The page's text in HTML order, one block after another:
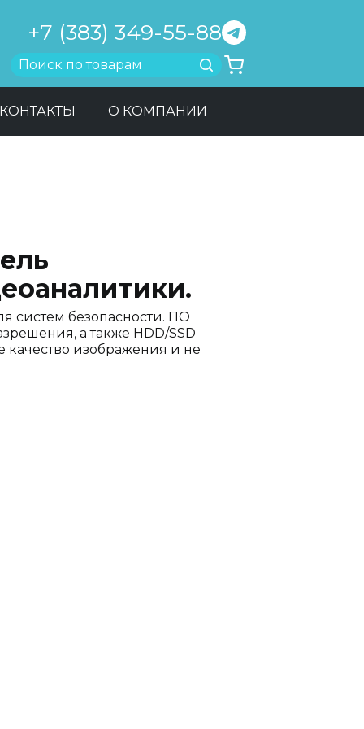
+7 (383) 349-55-88
Найти
КОНТАКТЫ О КОМПАНИИ
систем безопасности. ПО
а также HDD/SSD
качество изображения и не